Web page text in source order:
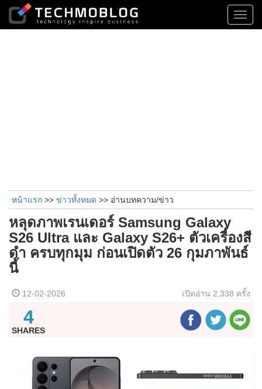
หน้าแรก >> ข่าวทั้งหมด >> อ่านบทความ/ข่าว
หลุดภาพเรนเดอร์ Samsung Galaxy
S26 Ultra และ Galaxy S26+ ตัวเครื่องสี
ดำ ครบทุกมุม ก่อนเปิดตัว 26 กุมภาพันธ์
นี้
12-02-2026 เปิดอ่าน 2,338 ครั้ง
4
SHARES